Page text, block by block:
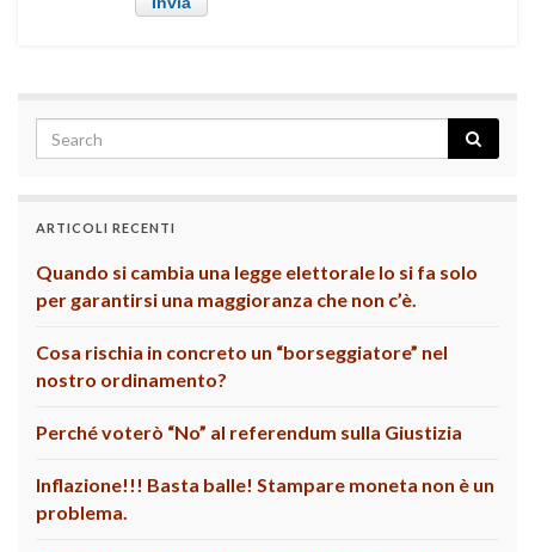
ARTICOLI RECENTI
Quando si cambia una legge elettorale lo si fa solo
per garantirsi una maggioranza che non c’è.
Cosa rischia in concreto un “borseggiatore” nel
nostro ordinamento?
Perché voterò “No” al referendum sulla Giustizia
Inflazione!!! Basta balle! Stampare moneta non è un
problema.